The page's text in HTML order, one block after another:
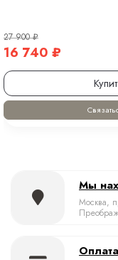
27 900₽
16 740 ₽
Мы
Москва,